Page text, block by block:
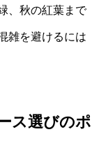
、秋の紅葉まで
雑を避けるには
ス選びのポ